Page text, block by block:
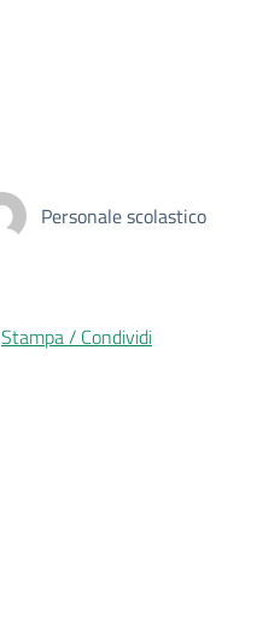
Personale scolastico
Stampa / Condividi